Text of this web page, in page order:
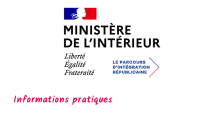
Informations pratiques